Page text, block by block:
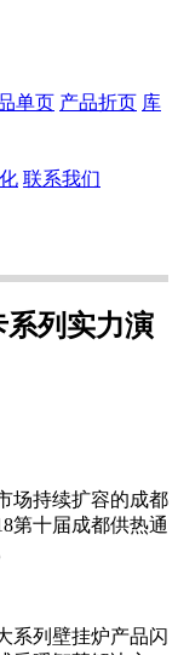
单页 产品折页 库
联系我们
列实力演
场持续扩容的成都
第十届成都供热通
系列壁挂炉产品闪